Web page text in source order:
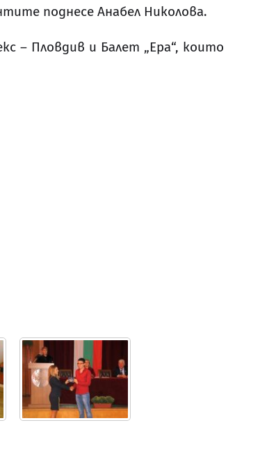
поднесе Анабел Николова.
– Пловдив и Балет „Ера“, които